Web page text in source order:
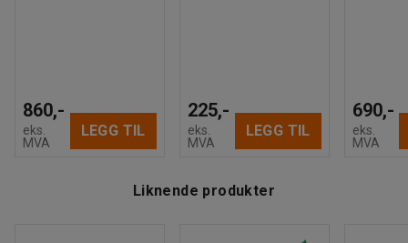
860,-
eks.
MVA
LEGG TIL
225,-
eks.
MVA
LEGG TIL
690,-
eks.
MVA
Liknende produkter